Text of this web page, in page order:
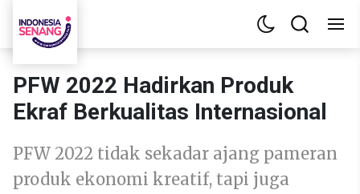
PFW 2022 Hadirkan Produk
Ekraf Berkualitas Internasional
PFW 2022 tidak sekadar ajang pameran
produk ekonomi kreatif, tapi juga